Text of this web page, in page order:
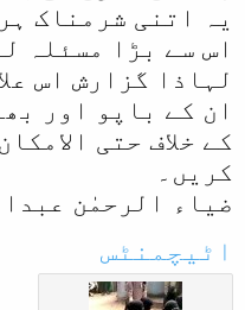
یہ اتنی شرمناک
اس سے بڑا مسئلہ
لہاذا گزارش اس
ان کے باپو اور
کے خلاف حتی
کریں۔
ضیاء الرحمٰن
اٹیچمنٹس